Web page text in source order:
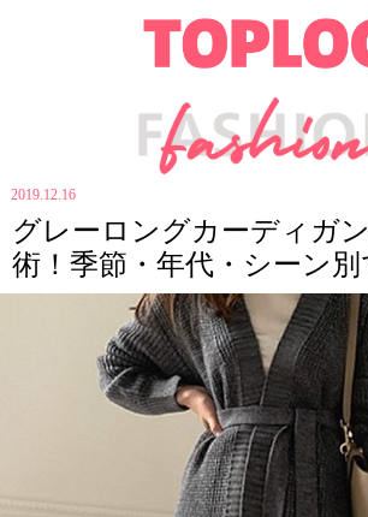
2019.12.16
グレーロングカーディガ
術！季節・年代・シーン